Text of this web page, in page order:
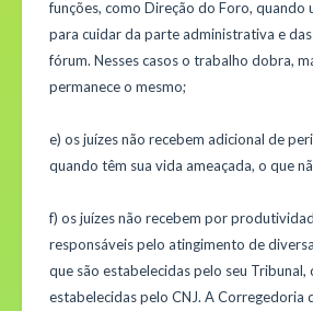
funções, como Direção do Foro, quando
para cuidar da parte administrativa e
fórum. Nesses casos o trabalho dobra,
permanece o mesmo;
e) os juízes não recebem adicional de
quando têm sua vida ameaçada, o que
f) os juízes não recebem por
responsáveis pelo atingimento de
que são estabelecidas pelo seu Tribunal,
estabelecidas pelo CNJ. A Corregedoria